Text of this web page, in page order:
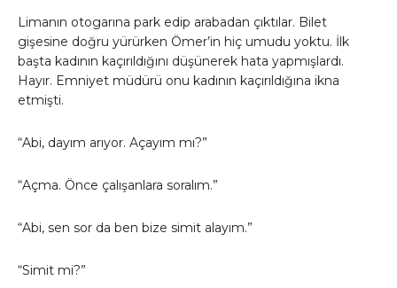
Limanın otogarına park edip arabadan çıktılar. Bilet
gişesine doğru yürürken Ömer’in hiç umudu yoktu. İlk
başta kadının kaçırıldığını düşünerek hata yapmışlardı.
Hayır. Emniyet müdürü onu kadının kaçırıldığına ikna
etmişti.
“Abi, dayım arıyor. Açayım mı?”
“Açma. Önce çalışanlara soralım.”
“Abi, sen sor da ben bize simit alayım.”
“Simit mi?”